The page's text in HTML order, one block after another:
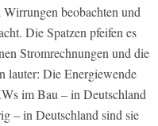
beobachten und
Die Spatzen pfeifen es
Stromrechnungen und die
lauter: Die Energiewende
im Bau – in Deutschland
– in Deutschland sind sie